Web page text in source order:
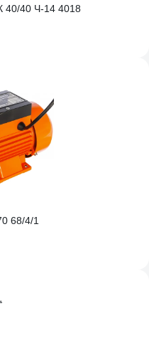
40/40 Ч-14 4018
68/4/1